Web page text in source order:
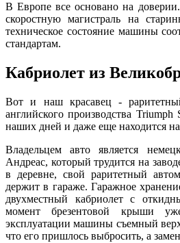
В Европе все основано на
скоростную магистраль на
техническое состояние машины
стандартам.
Кабриолет из
Вот и наш красавец -
английского производства
наших дней и даже еще находится на
Владельцем авто является
Андреас, который трудится на
в деревне, свой раритетный
держит в гараже. Гаражное
двухместный кабриолет с
момент брезентовой крыши
эксплуатации машины съемный
что его пришлось выбросить, а